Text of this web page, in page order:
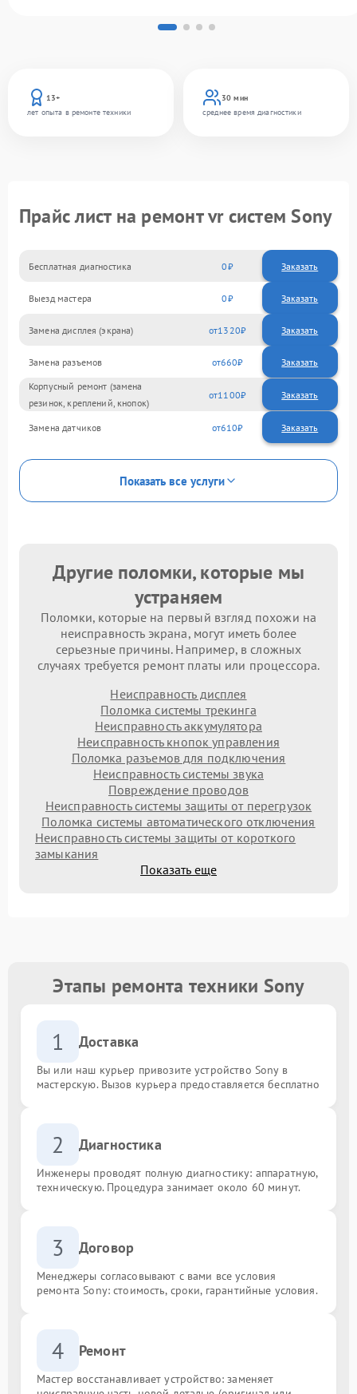
13+
лет опыта в ремонте техники
30 мин
среднее время диагностики
Прайс лист на ремонт vr систем Sony
Бесплатная диагностика 0 Заказать
Выезд мастера 0 Заказать
Замена дисплея (экрана) 1320
Замена разъемов 660
Корпусный ремонт (замена
резинок, креплений, кнопок)
1100
Замена датчиков 610
Показать все услуги
Другие поломки, которые мы
устраняем
Поломки, которые на первый взгляд похожи на
неисправность экрана, могут иметь более
серьезные причины. Например, в сложных
случаях требуется ремонт платы или процессора.
Неисправность дисплея
Поломка системы трекинга
Неисправность аккумулятора
Неисправность кнопок управления
Поломка разъемов для подключения
Неисправность системы звука
Повреждение проводов
Неисправность системы защиты от перегрузок
Поломка системы автоматического отключения
Неисправность системы защиты от короткого
замыкания
Показать еще
Этапы ремонта техники Sony
1 Доставка
Вы или наш курьер привозите устройство Sony в
мастерскую. Вызов курьера предоставляется бесплатно
2 Диагностика
Инженеры проводят полную диагностику: аппаратную,
техническую. Процедура занимает около 60 минут.
3 Договор
Менеджеры согласовывают с вами все условия
ремонта Sony: стоимость, сроки, гарантийные условия.
4 Ремонт
Мастер восстанавливает устройство: заменяет